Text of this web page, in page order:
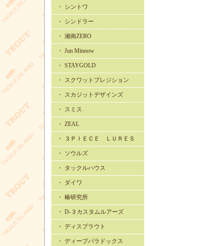
・ シントワ
・ シンドラー
・ 湘南ZERO
・ Jun Minnow
・ STAYGOLD
・ スクワットプレジション
・ スカジットデザインズ
・ スミス
・ ZEAL
・ ３ＰＩＥＣＥ ＬＵＲＥＳ
・ ソウルズ
・ タックルハウス
・ ダイワ
・ 椿研究所
・ D-３カスタムルアーズ
・ ディスプラウト
・ ディープパラドックス